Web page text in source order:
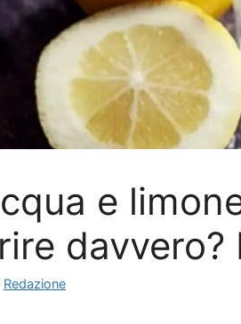
e
davvero?
Redazione